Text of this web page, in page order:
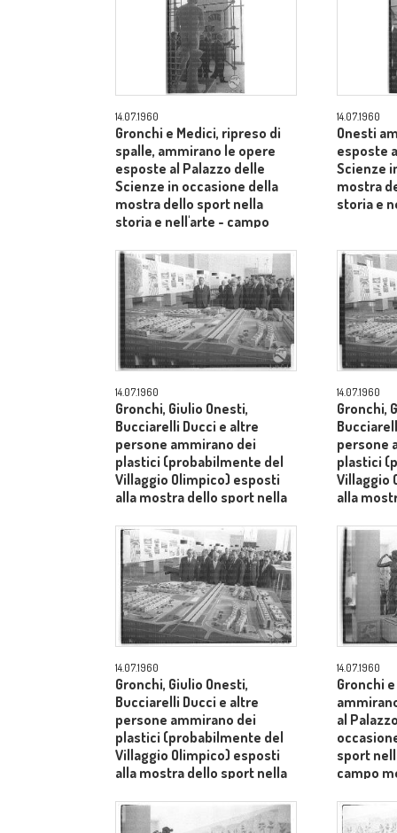
14.07.1960
Gronchi e Medici, ripreso di
spalle, ammirano le opere
esposte al Palazzo delle
Scienze in occasione della
mostra dello sport nella
storia e nell'arte - campo
14.07.1960
Onesti
esposte
Scienze
mostra
storia e
14.07.1960
Gronchi, Giulio Onesti,
Bucciarelli Ducci e altre
persone ammirano dei
plastici (probabilmente del
Villaggio Olimpico) esposti
alla mostra dello sport nella
Palazzo delle Scienze -
campo medio
14.07.1960
Gronchi,
persone
plastici
Villaggio
alla
Palazzo
campo
14.07.1960
Gronchi, Giulio Onesti,
Bucciarelli Ducci e altre
persone ammirano dei
plastici (probabilmente del
Villaggio Olimpico) esposti
alla mostra dello sport nella
Palazzo delle Scienze -
campo medio
14.07.1960
Gronchi
al
sport
campo